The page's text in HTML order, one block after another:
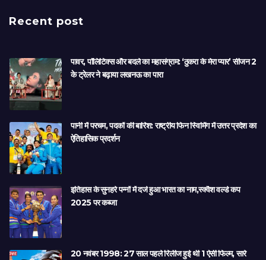
Recent post
पावर, पॉलिटिक्स और बदले का महासंग्राम: ‘ठुकरा के मेरा प्यार’ सीजन 2
के ट्रेलर ने बढ़ाया लखनऊ का पारा
पानी में परचम, पदकों की बारिश: राष्ट्रीय फिन स्विमिंग में उत्तर प्रदेश का
ऐतिहासिक प्रदर्शन
इतिहास के सुनहरे पन्नों में दर्ज हुआ भारत का नाम,स्क्वैश वर्ल्ड कप
2025 पर कब्जा
20 नवंबर 1998: 27 साल पहले रिलीज हुई थी 1 ऐसी फिल्म, सारे